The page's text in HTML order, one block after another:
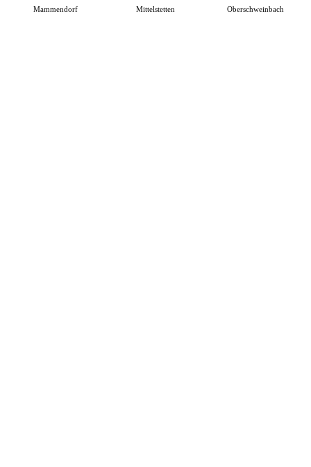
Mammendorf Mittelstetten Oberschweinbach